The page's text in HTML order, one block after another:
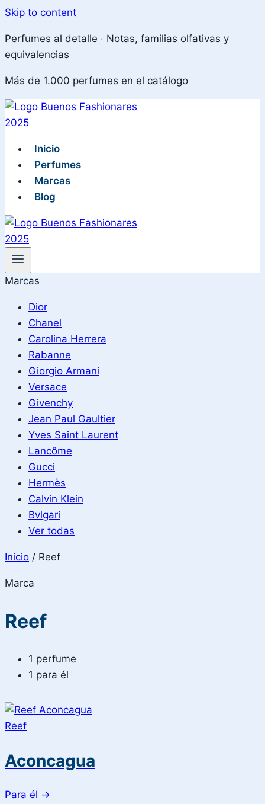
Skip to content
Perfumes al detalle · Notas, familias olfativas y
equivalencias
Más de 1.000 perfumes en el catálogo
Inicio
Perfumes
Marcas
Blog
Marcas
Dior
Chanel
Carolina Herrera
Rabanne
Giorgio Armani
Versace
Givenchy
Jean Paul Gaultier
Yves Saint Laurent
Lancôme
Gucci
Hermès
Calvin Klein
Bvlgari
Ver todas
Inicio / Reef
Marca
Reef
1 perfume
1 para él
Reef
Aconcagua
Para él →